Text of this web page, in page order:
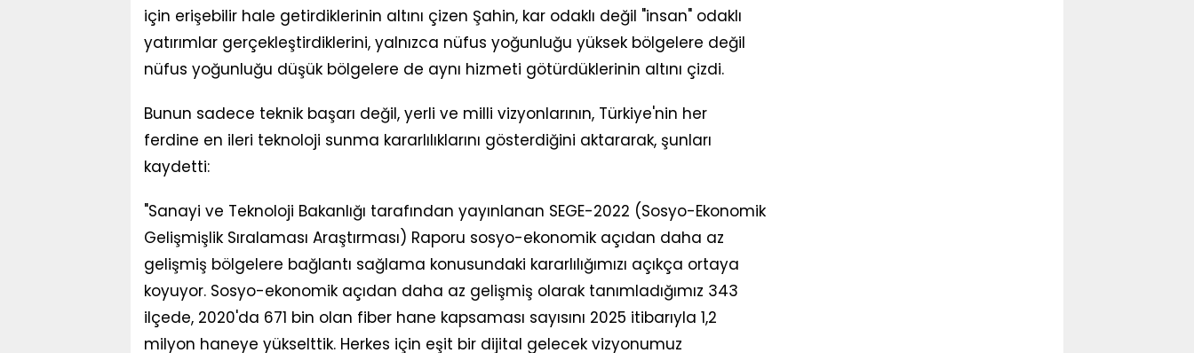
için erişebilir hale getirdiklerinin altını çizen Şahin, kar odaklı değil "insan" odaklı
yatırımlar gerçekleştirdiklerini, yalnızca nüfus yoğunluğu yüksek bölgelere değil
nüfus yoğunluğu düşük bölgelere de aynı hizmeti götürdüklerinin altını çizdi.
Bunun sadece teknik başarı değil, yerli ve milli vizyonlarının, Türkiye'nin her
ferdine en ileri teknoloji sunma kararlılıklarını gösterdiğini aktararak, şunları
kaydetti:
"Sanayi ve Teknoloji Bakanlığı tarafından yayınlanan SEGE-2022 (Sosyo-Ekonomik
Gelişmişlik Sıralaması Araştırması) Raporu sosyo-ekonomik açıdan daha az
gelişmiş bölgelere bağlantı sağlama konusundaki kararlılığımızı açıkça ortaya
koyuyor. Sosyo-ekonomik açıdan daha az gelişmiş olarak tanımladığımız 343
ilçede, 2020'da 671 bin olan fiber hane kapsaması sayısını 2025 itibarıyla 1,2
milyon haneye yükselttik. Herkes için eşit bir dijital gelecek vizyonumuz